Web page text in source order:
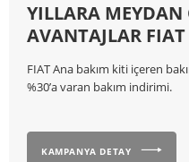
YILLARA MEYDAN
AVANTAJLAR FIAT
FIAT Ana bakım kiti içeren
%30’a varan bakım indirimi.
KAMPANYA DETAY